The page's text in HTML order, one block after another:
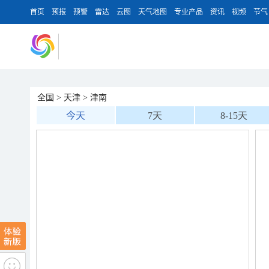
首页 预报 预警 雷达 云图 天气地图 专业产品 资讯 视频 节气
全国 > 天津 > 津南
今天 7天 8-15天